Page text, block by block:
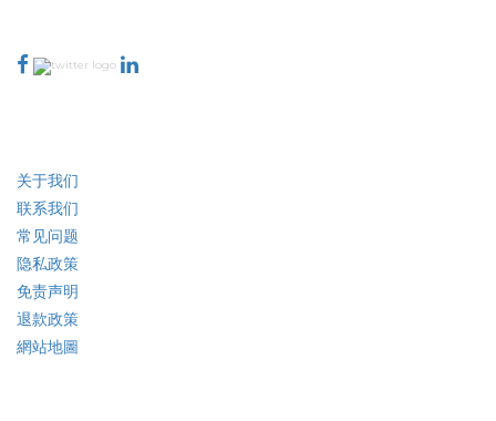
关于我们
联系我们
常见问题
隐私政策
免责声明
退款政策
網站地圖